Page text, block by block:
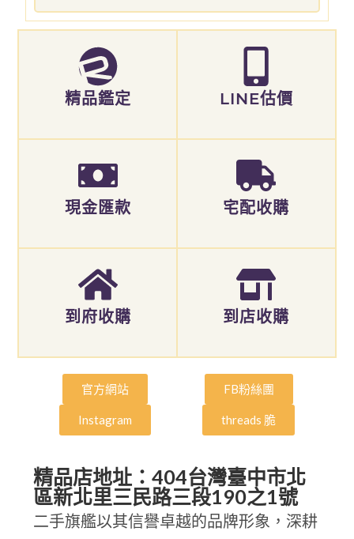
精品鑑定 LINE估價
現金匯款 宅配收購
到府收購 到店收購
官方網站 FB粉絲團
Instagram threads 脆
精品店地址：404台灣臺中市北
區新北里三民路三段190之1號
二手旗艦以其信譽卓越的品牌形象，深耕